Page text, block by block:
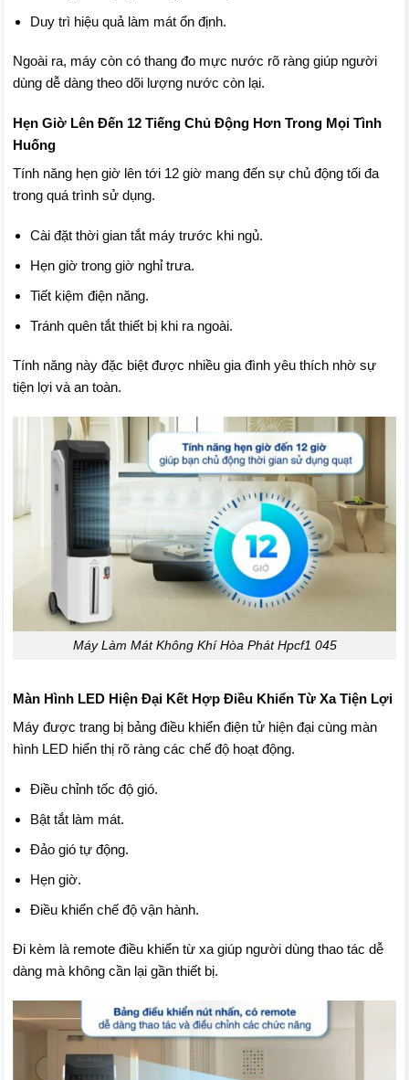
Duy trì hiệu quả làm mát ổn định.
Ngoài ra, máy còn có thang đo mực nước rõ ràng giúp người
dùng dễ dàng theo dõi lượng nước còn lại.
Hẹn Giờ Lên Đến 12 Tiếng Chủ Động Hơn Trong Mọi Tình
Huống
Tính năng hẹn giờ lên tới 12 giờ mang đến sự chủ động tối đa
trong quá trình sử dụng.
Cài đặt thời gian tắt máy trước khi ngủ.
Hẹn giờ trong giờ nghỉ trưa.
Tiết kiệm điện năng.
Tránh quên tắt thiết bị khi ra ngoài.
Tính năng này đặc biệt được nhiều gia đình yêu thích nhờ sự
tiện lợi và an toàn.
Máy Làm Mát Không Khí Hòa Phát Hpcf1 045
Màn Hình LED Hiện Đại Kết Hợp Điều Khiển Từ Xa Tiện Lợi
Máy được trang bị bảng điều khiển điện tử hiện đại cùng màn
hình LED hiển thị rõ ràng các chế độ hoạt động.
Điều chỉnh tốc độ gió.
Bật tắt làm mát.
Đảo gió tự động.
Hẹn giờ.
Điều khiển chế độ vận hành.
Đi kèm là remote điều khiển từ xa giúp người dùng thao tác dễ
dàng mà không cần lại gần thiết bị.